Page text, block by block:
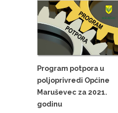
Program potpora u
poljoprivredi Općine
Maruševec za 2021.
godinu